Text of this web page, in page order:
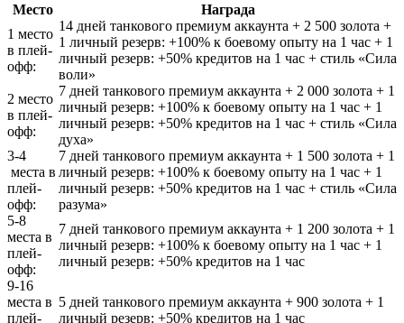
Место
Награда
1 место
в плей-
офф:
14 дней танкового премиум аккаунта + 2 500 золота +
1 личный резерв: +100% к боевому опыту на 1 час + 1
личный резерв: +50% кредитов на 1 час + стиль «Сила
воли»
2 место
в плей-
офф:
7 дней танкового премиум аккаунта + 2 000 золота + 1
личный резерв: +100% к боевому опыту на 1 час + 1
личный резерв: +50% кредитов на 1 час + стиль «Сила
духа»
3-4
места в
плей-
офф:
7 дней танкового премиум аккаунта + 1 500 золота + 1
личный резерв: +100% к боевому опыту на 1 час + 1
личный резерв: +50% кредитов на 1 час + стиль «Сила
разума»
5-8
места в
плей-
офф:
7 дней танкового премиум аккаунта + 1 200 золота + 1
личный резерв: +100% к боевому опыту на 1 час + 1
личный резерв: +50% кредитов на 1 час
9-16
места в
плей-
5 дней танкового премиум аккаунта + 900 золота + 1
личный резерв: +50% кредитов на 1 час